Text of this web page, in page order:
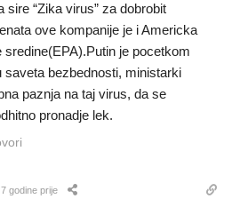
“Zika virus” za dobrobit
ove kompanije je i Americka
je pocetkom
saveta bezbednosti, ministarki
paznja na taj virus, da se
pronadje lek.
7 godine prije